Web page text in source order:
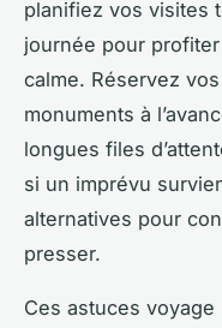
planifiez vos visites
journée pour
calme. Réservez
monuments à
longues files
si un imprévu
alternatives pour
presser.
Ces astuces